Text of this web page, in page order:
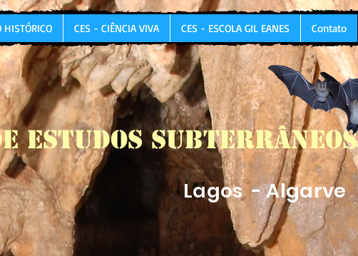
HISTÓRICO CES - CIÊNCIA VIVA CES - ESCOLA GIL EANES Contato
Estudos Subterrâneos
Lagos - Algarve